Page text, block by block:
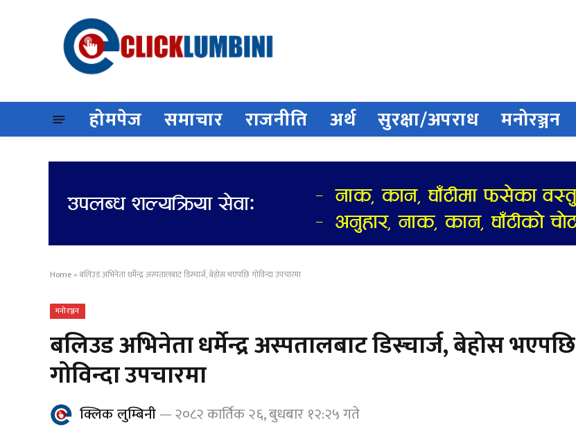
होमपेज समाचार राजनीति अर्थ सुरक्षा/अपराध मनोरञ्जन
Home »बलिउड अभिनेता धर्मेन्द्र अस्पतालबाट डिस्चार्ज, बेहोस भएपछि गोविन्दा उपचारमा
मनोरञ्जन
बलिउड अभिनेता धर्मेन्द्र अस्पतालबाट डिस्चार्ज, बेहोस भएपछि
गोविन्दा उपचारमा
क्लिक लुम्बिनी २०८२ कार्तिक २६, बुधबार १२:२५ गते